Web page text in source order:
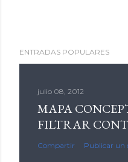
ENTRADAS POPULARES
julio 08, 2012
MAPA
FILTRAR
Compartir Publicar un